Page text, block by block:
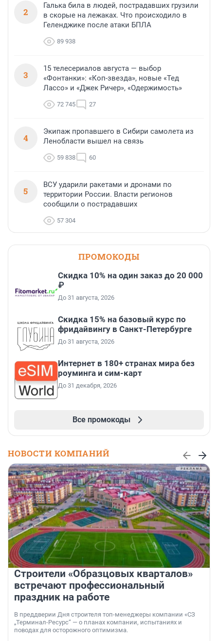
2
Галька била в людей, пострадавших грузили
в скорые на лежаках. Что происходило в
Геленджике после атаки БПЛА
89 938
3
15 телесериалов августа — выбор
«Фонтанки»: «Коп-звезда», новые «Тед
Лассо» и «Джек Ричер», «Одержимость»
72 745 27
4
Экипаж пропавшего в Сибири самолета из
Ленобласти вышел на связь
59 838 60
5
ВСУ ударили ракетами и дронами по
территории России. Власти регионов
сообщили о пострадавших
57 304
ПРОМОКОДЫ
Скидка 10% на один заказ до 20 000
₽
До 31 августа, 2026
Скидка 15% на базовый курс по
фридайвингу в Санкт-Петербурге
До 31 августа, 2026
Интернет в 180+ странах мира без
роуминга и сим-карт
До 31 декабря, 2026
Все промокоды
НОВОСТИ КОМПАНИЙ
Строители «Образцовых кварталов»
встречают профессиональный
праздник на работе
В преддверии Дня строителя топ-менеджеры компании «СЗ
„Терминал-Ресурс“ — о планах компании, испытаниях и
поводах для осторожного оптимизма.